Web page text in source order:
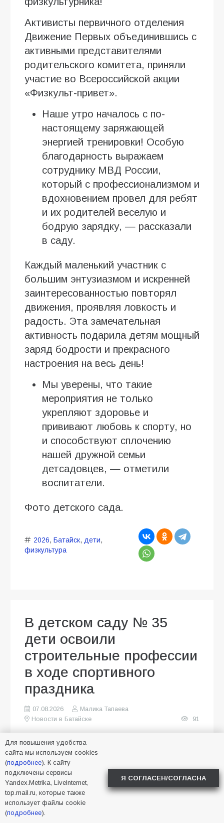
Активисты первичного отделения
Движение Первых объединившись с
активными представителями
родительского комитета, приняли
участие во Всероссийской акции
«Физкульт-привет».
Наше утро началось с по-
настоящему заряжающей
энергией тренировки! Особую
благодарность выражаем
сотруднику МВД России,
который с профессионализмом и
вдохновением провел для ребят
и их родителей веселую и
бодрую зарядку, — рассказали
в саду.
Каждый маленький участник с
большим энтузиазмом и искренней
заинтересованностью повторял
движения, проявляя ловкость и
радость. Эта замечательная
активность подарила детям мощный
заряд бодрости и прекрасного
настроения на весь день!
Мы уверены, что такие
мероприятия не только
укрепляют здоровье и
прививают любовь к спорту, но
и способствуют сплочению
нашей дружной семьи
детсадовцев, — отметили
воспитатели.
Фото детского сада.
2026, Батайск, дети,
физкультура
В детском саду № 35
дети освоили
строительные профессии
в ходе спортивного
праздника
07.08.2026
Малика Тапаева
Новости в Батайске
91
Для повышения удобства
сайта мы используем cookies
(подробнее). К сайту
подключены сервисы
Yandex.Metrika, LiveInternet,
top.mail.ru, которые также
использует файлы cookie
(подробнее).
Я СОГЛАСЕН/СОГЛАСНА